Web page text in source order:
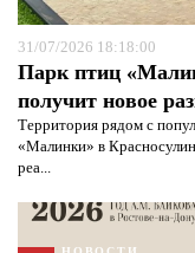
31/07/2026 18:18:00
Парк птиц
получит новое
Территория рядом с
«Малинки» в
реа...